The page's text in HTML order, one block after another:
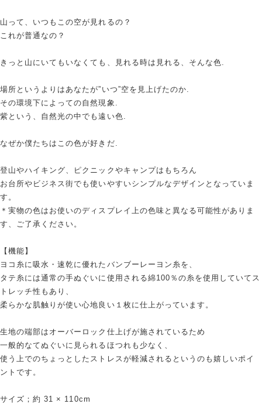
山って、いつもこの空が見れるの？
これが普通なの？
きっと山にいてもいなくても、見れる時は見れる、そんな色.
場所というよりはあなたが”いつ”空を見上げたのか.
その環境下によっての自然現象.
紫という、自然光の中でも遠い色.
なぜか僕たちはこの色が好きだ.
登山やハイキング、ピクニックやキャンプはもちろん
お台所やビジネス街でも使いやすいシンプルなデザインとなっていま
す。
＊実物の色はお使いのディスプレイ上の色味と異なる可能性がありま
す、ご了承ください。
【機能】
ヨコ糸に吸水・速乾に優れたバンブーレーヨン糸を、
タテ糸には通常の手ぬぐいに使用される綿100％の糸を使用していてス
トレッチ性もあり、
柔らかな肌触りが使い心地良い１枚に仕上がっています。
生地の端部はオーバーロック仕上げが施されているため
一般的なてぬぐいに見られるほつれも少なく、
使う上でのちょっとしたストレスが軽減されるというのも嬉しいポイ
ントです。
サイズ；約 31 × 110cm